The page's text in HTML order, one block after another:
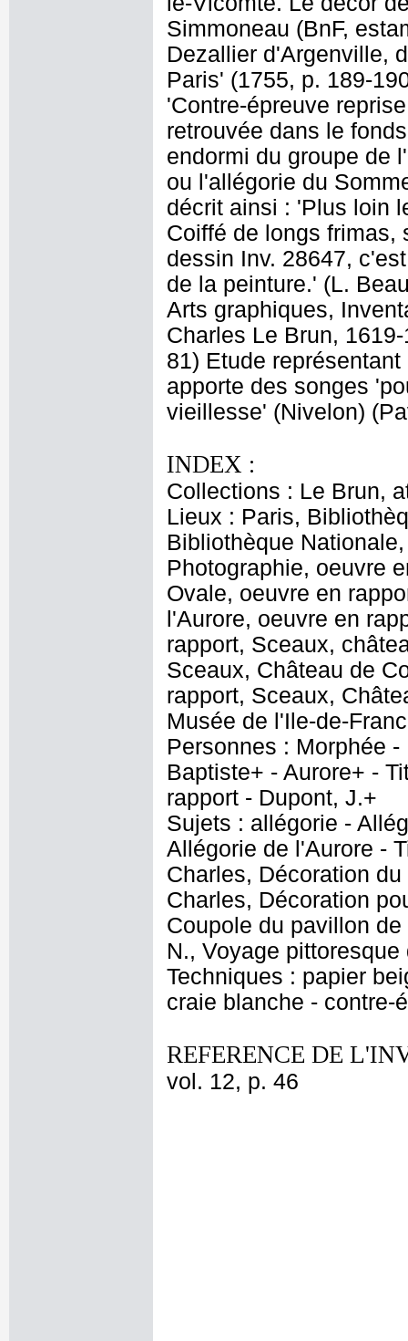
Simmoneau (BnF,
Dezallier d'Argenville,
Paris' (1755, p. 189-
'Contre-épreuve
retrouvée dans le
endormi du groupe de
ou l'allégorie du
décrit ainsi : 'Plus loin
Coiffé de longs frimas,
dessin Inv. 28647,
de la peinture.' (L.
Arts graphiques,
Charles Le Brun,
81) Etude
apporte des songes
vieillesse' (Nivelon)
INDEX :
Collections : Le Brun,
Lieux : Paris,
Bibliothèque
Photographie, oeuvre
Ovale, oeuvre en
l'Aurore, oeuvre en
rapport, Sceaux,
Sceaux, Château de
rapport, Sceaux,
Musée de l'Ile-de-
Personnes : Morphée
Baptiste+ - Aurore+ -
rapport - Dupont, J.+
Sujets : allégorie -
Allégorie de l'Aurore -
Charles, Décoration
Charles, Décoration
Coupole du pavillon
N., Voyage
Techniques : papier
craie blanche - contre-
REFERENCE DE
vol. 12, p. 46